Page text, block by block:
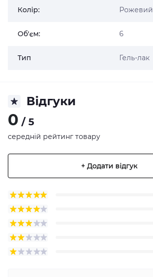
Колір: Рожевий
Об'єм: 6
Тип Гель-лак
Відгуки
0 / 5
середній рейтинг товару
+ Додати відгук